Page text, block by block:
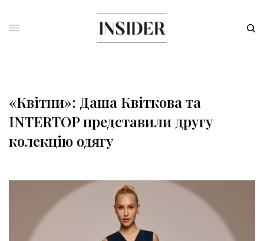
«Квітни»: Даша Квіткова та
INTERTOP представили другу
колекцію одягу